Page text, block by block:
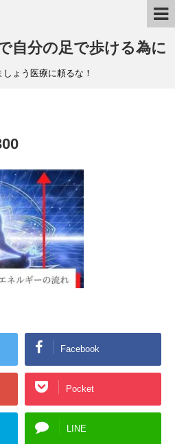
自分の足で歩ける為に
ょう医療に頼るな！
Facebook
Pocket
LINE